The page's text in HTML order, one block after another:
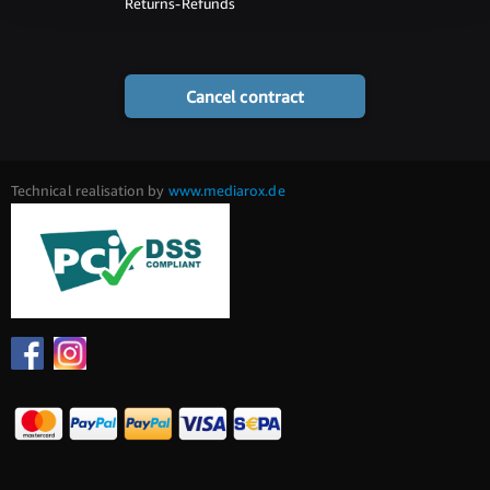
Cancel contract
Technical realisation by www.mediarox.de